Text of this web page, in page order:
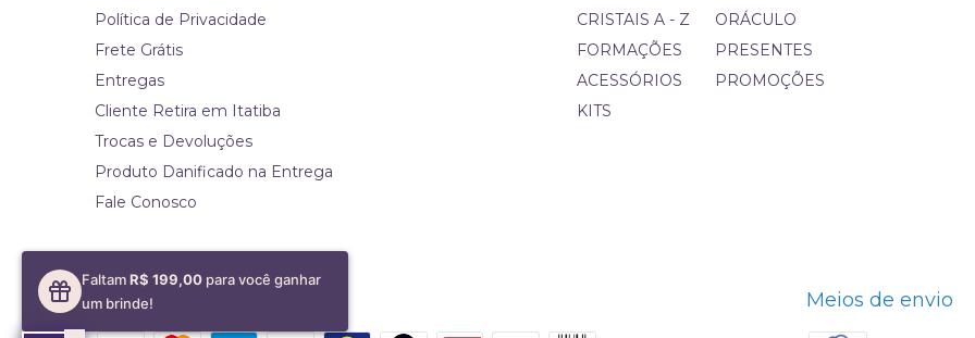
FaltamR$ 199,00 para você ganhar
um brinde!
Política de Privacidade
Frete Grátis
Entregas
Cliente Retira em Itatiba
Trocas e Devoluções
Produto Danificado na Entrega
Fale Conosco
CRISTAIS A - Z
FORMAÇÕES
ACESSÓRIOS
KITS
ORÁCULO
PRESENTES
PROMOÇÕES
Formas de pagamento Meios de envio